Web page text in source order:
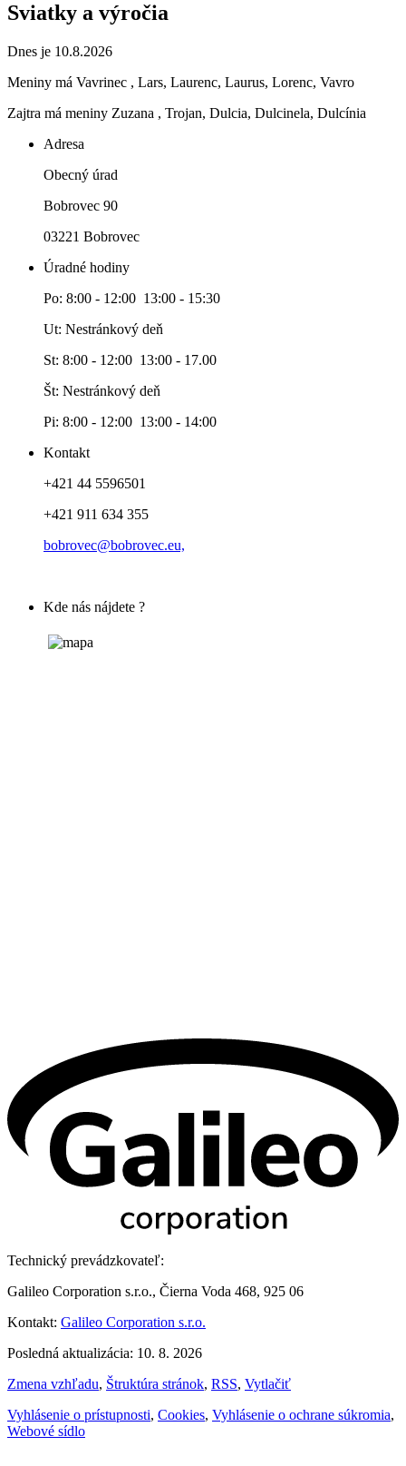
Sviatky a výročia
Dnes je 10.8.2026
Meniny má Vavrinec , Lars, Laurenc, Laurus, Lorenc, Vavro
Zajtra má meniny Zuzana , Trojan, Dulcia, Dulcinela, Dulcínia
Adresa
Obecný úrad
Bobrovec 90
03221 Bobrovec
Úradné hodiny
Po: 8:00 - 12:00 13:00 - 15:30
Ut: Nestránkový deň
St: 8:00 - 12:00 13:00 - 17.00
Št: Nestránkový deň
Pi: 8:00 - 12:00 13:00 - 14:00
Kontakt
+421 44 5596501
+421 911 634 355
bobrovec@bobrovec.eu,
Kde nás nájdete ?
Technický prevádzkovateľ:
Galileo Corporation s.r.o., Čierna Voda 468, 925 06
Kontakt: Galileo Corporation s.r.o.
Posledná aktualizácia: 10. 8. 2026
Zmena vzhľadu, Štruktúra stránok, RSS, Vytlačiť
Vyhlásenie o prístupnosti, Cookies, Vyhlásenie o ochrane súkromia,
Webové sídlo